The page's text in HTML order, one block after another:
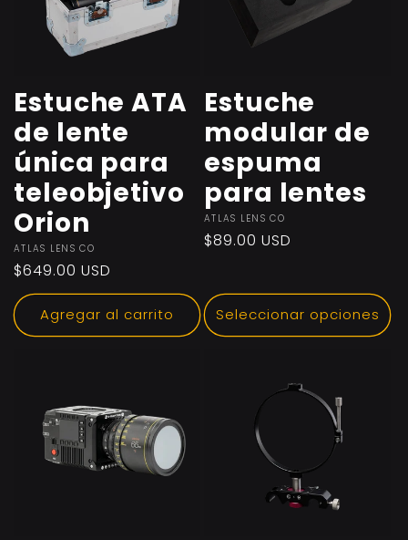
Estuche ATA
de lente
única para
teleobjetivo
Orion
Proveedor:
ATLAS LENS CO
Precio
habitual
$649.00 USD
Agregar al carrito
Estuche
modular de
espuma
para lentes
Proveedor:
ATLAS LENS CO
Precio
$89.00 USD
Seleccionar opciones